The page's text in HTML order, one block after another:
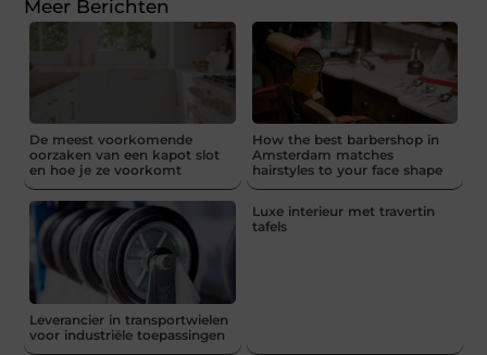
Meer Berichten
De meest voorkomende
oorzaken van een kapot slot
en hoe je ze voorkomt
How the best barbershop in
Amsterdam matches
hairstyles to your face shape
Leverancier in transportwielen
voor industriële toepassingen
Luxe interieur met travertin
tafels